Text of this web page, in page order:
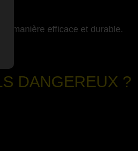
manière efficace et durable.
DANGEREUX ?